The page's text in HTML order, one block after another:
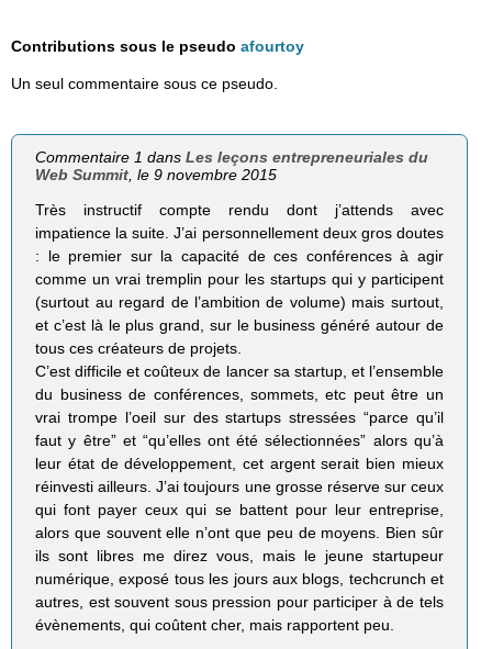
Contributions sous le pseudo afourtoy
Un seul commentaire sous ce pseudo.
Commentaire 1 dansLes leçons entrepreneuriales du
Web Summit, le 9 novembre 2015
Très instructif compte rendu dont j’attends avec
impatience la suite. J’ai personnellement deux gros doutes
: le premier sur la capacité de ces conférences à agir
comme un vrai tremplin pour les startups qui y participent
(surtout au regard de l’ambition de volume) mais surtout,
et c’est là le plus grand, sur le business généré autour de
tous ces créateurs de projets.
C’est difficile et coûteux de lancer sa startup, et l’ensemble
du business de conférences, sommets, etc peut être un
vrai trompe l’oeil sur des startups stressées “parce qu’il
faut y être” et “qu’elles ont été sélectionnées” alors qu’à
leur état de développement, cet argent serait bien mieux
réinvesti ailleurs. J’ai toujours une grosse réserve sur ceux
qui font payer ceux qui se battent pour leur entreprise,
alors que souvent elle n’ont que peu de moyens. Bien sûr
ils sont libres me direz vous, mais le jeune startupeur
numérique, exposé tous les jours aux blogs, techcrunch et
autres, est souvent sous pression pour participer à de tels
évènements, qui coûtent cher, mais rapportent peu.